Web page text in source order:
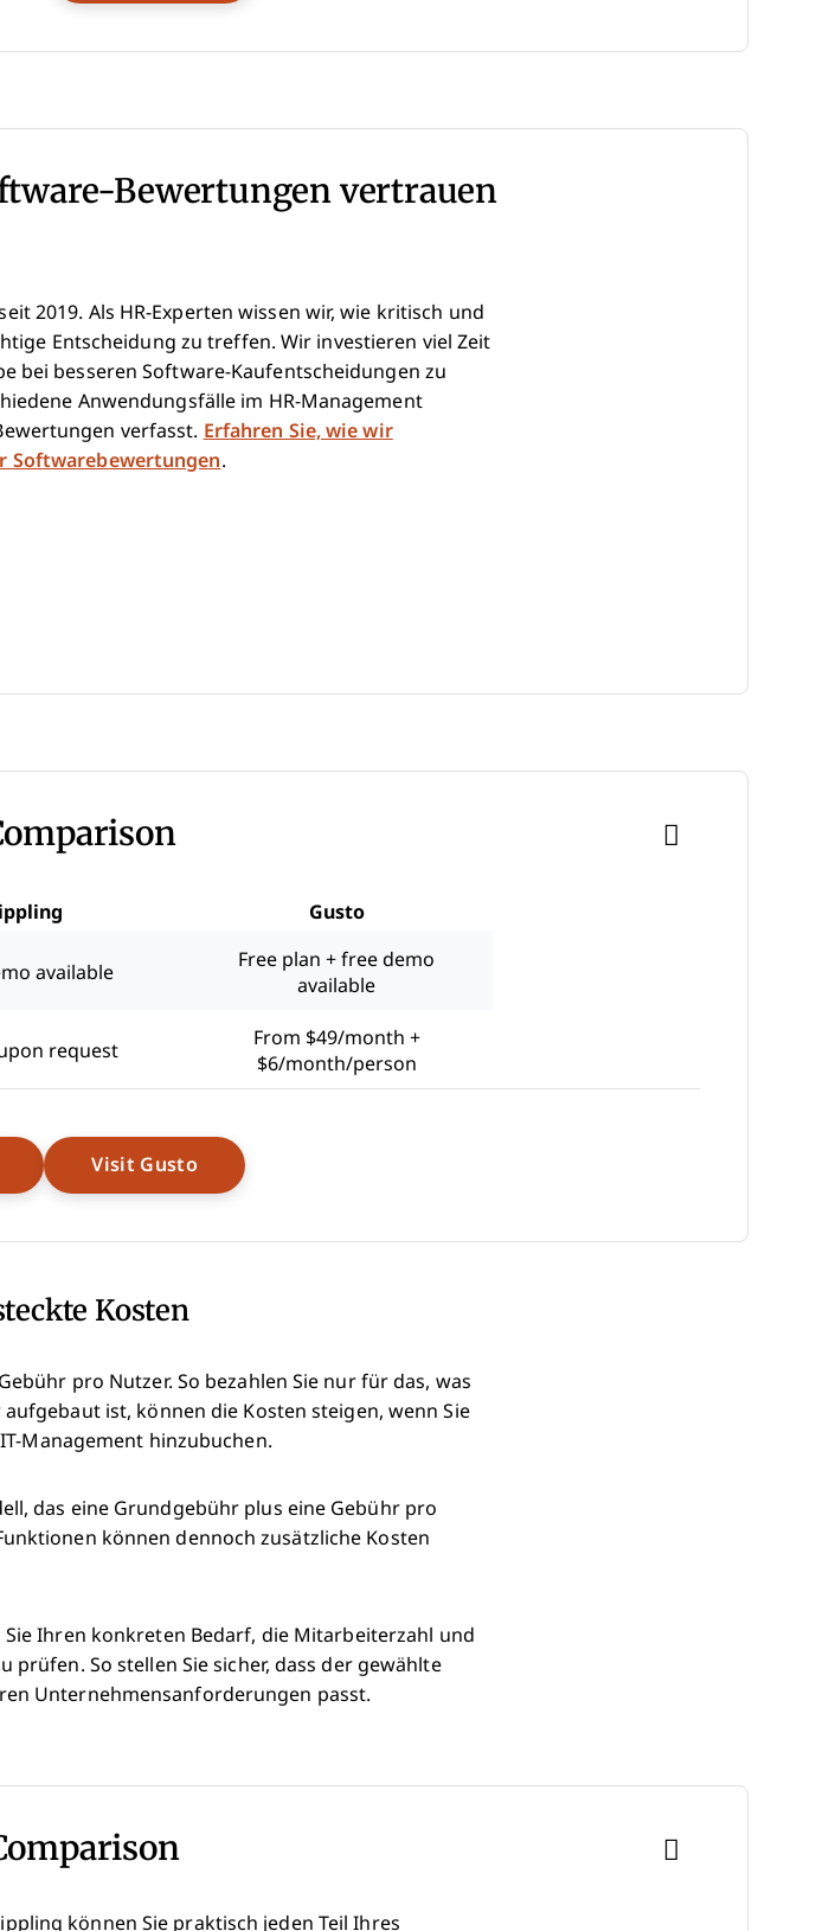
Bewertungen vertrauen
2019. Als HR-Experten wissen wir, wie kritisch und
Entscheidung zu treffen. Wir investieren viel Zeit
bei besseren Software-Kaufentscheidungen zu
Anwendungsfälle im HR-Management
verfasst. Erfahren Sie, wie wir
Softwarebewertungen.
Gusto
available
Free plan + free demo
available
request
From $49/month +
$6/month/person
Opens New Window
Visit Gusto Opens New Window
Kosten
pro Nutzer. So bezahlen Sie nur für das, was
ist, können die Kosten steigen, wenn Sie
Management hinzubuchen.
das eine Grundgebühr plus eine Gebühr pro
können dennoch zusätzliche Kosten
Ihren konkreten Bedarf, die Mitarbeiterzahl und
So stellen Sie sicher, dass der gewählte
Unternehmensanforderungen passt.
können Sie praktisch jeden Teil Ihres